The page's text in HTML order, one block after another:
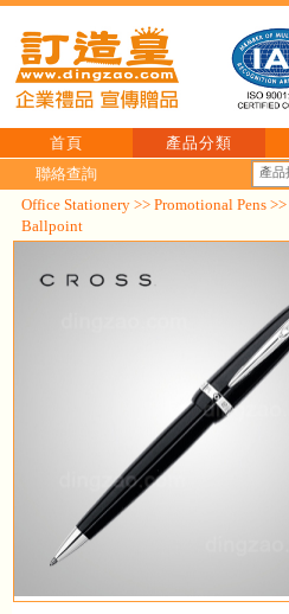
首頁 產品分類
聯絡查詢
Office Stationery >> Promotional Pens >>
Ballpoint